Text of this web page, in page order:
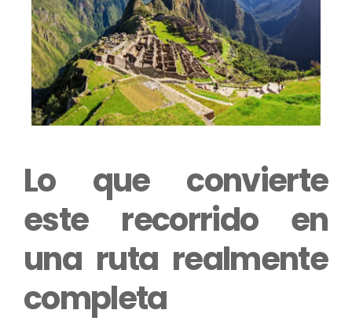
Lo que convierte
este recorrido en
una ruta realmente
completa